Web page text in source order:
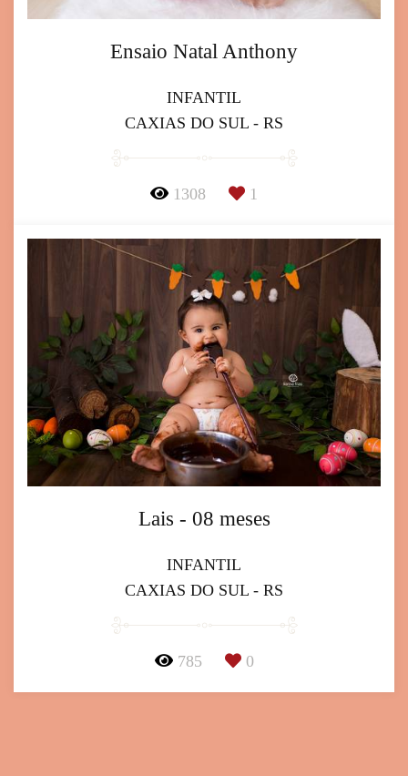
Ensaio Natal Anthony
INFANTIL
CAXIAS DO SUL - RS
1308 1
Lais - 08 meses
INFANTIL
CAXIAS DO SUL - RS
785 0